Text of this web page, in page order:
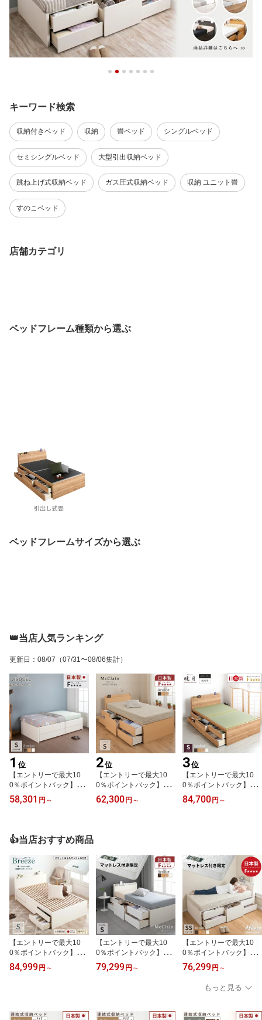
キーワード検索
収納付きベッド 収納 畳ベッド シングルベッド
セミシングルベッド 大型引出収納ベッド
跳ね上げ式収納ベッド ガス圧式収納ベッド 収納 ユニット畳
すのこベッド
店舗カテゴリ
ベッドフレーム種類から選ぶ
ベッドフレームサイズから選ぶ
👑当店人気ランキング
更新日 ： 08/07 （07/31〜08/06集計）
1 位
【エントリーで最大10
0％ポイントバック】
収納付きベッド 小さめ
シングル ショート ジュ
ール付き ベッドフレーム
幅98cm 収納ベッド 2BO
X シングルショート ヘッ
ドレス #14 ビスケル 202
3/5/5リニューアル 敷板
付き
58,301 円 ～
2位
【エントリーで最大10
0％ポイントバック】
収納付きベッド チェスト
ベッド シングルベッド
ドレール マクレーン ベ
ッド 収納付き 大容量 収
納ベッド 引き出し付きベ
ッド
62,300円 ～
3位
【エントリーで最大10
0％ポイントバック】
畳ベッド 引き出し付き
収納付きベッド 国産畳
5杯引出 引出レール付き
日本製 国産フレーム カ
ウンター シングル 暁月
84,700円 ～
👍当店おすすめ商品
【エントリーで最大10
0％ポイントバック】
マットレス付き限定 収
納付きベッド すのこベッ
すのこ 薄型カウンター
84,999円 ～
【エントリーで最大10
0％ポイントバック】
マットレス付き限定 収
納付きベッド チェストベ
カウンター コンセント
79,299円 ～
【エントリーで最大10
0％ポイントバック】
マットレス付き限定 収
納付きベッド 小さめ セ
ミシングルショートベッ
ド 日本製 5杯引出 ショー
ンター 省スペース 収納
76,299円 ～
もっと見る